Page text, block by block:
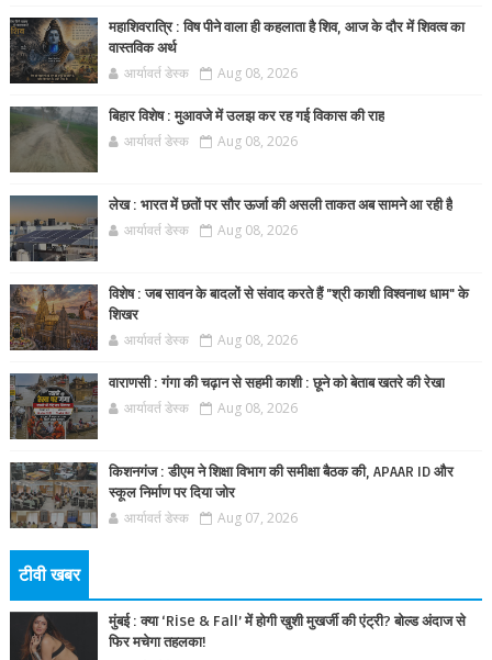
महाशिवरात्रि : विष पीने वाला ही कहलाता है शिव, आज के दौर में शिवत्व का
वास्तविक अर्थ
आर्यावर्त डेस्क Aug 08, 2026
बिहार विशेष : मुआवजे में उलझ कर रह गई विकास की राह
आर्यावर्त डेस्क Aug 08, 2026
लेख : भारत में छतों पर सौर ऊर्जा की असली ताकत अब सामने आ रही है
आर्यावर्त डेस्क Aug 08, 2026
विशेष : जब सावन के बादलों से संवाद करते हैं "श्री काशी विश्वनाथ धाम" के
शिखर
आर्यावर्त डेस्क Aug 08, 2026
वाराणसी : गंगा की चढ़ान से सहमी काशी : छूने को बेताब खतरे की रेखा
आर्यावर्त डेस्क Aug 08, 2026
किशनगंज : डीएम ने शिक्षा विभाग की समीक्षा बैठक की, APAAR ID और
स्कूल निर्माण पर दिया जोर
आर्यावर्त डेस्क Aug 07, 2026
टीवी खबर
मुंबई : क्या ‘Rise & Fall’ में होगी खुशी मुखर्जी की एंट्री? बोल्ड अंदाज से
फिर मचेगा तहलका!